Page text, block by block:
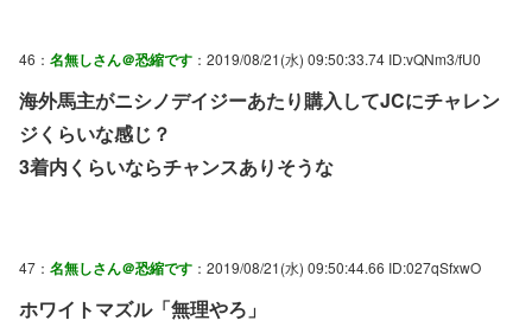
46： 名無しさん＠恐縮です ：2019/08/21(水) 09:50:33.74 ID:vQNm3/fU0
海外馬主がニシノデイジーあたり購入してJCにチャレン
ジくらいな感じ？
3着内くらいならチャンスありそうな
47： 名無しさん＠恐縮です ：2019/08/21(水) 09:50:44.66 ID:027qSfxwO
ホワイトマズル「無理やろ」